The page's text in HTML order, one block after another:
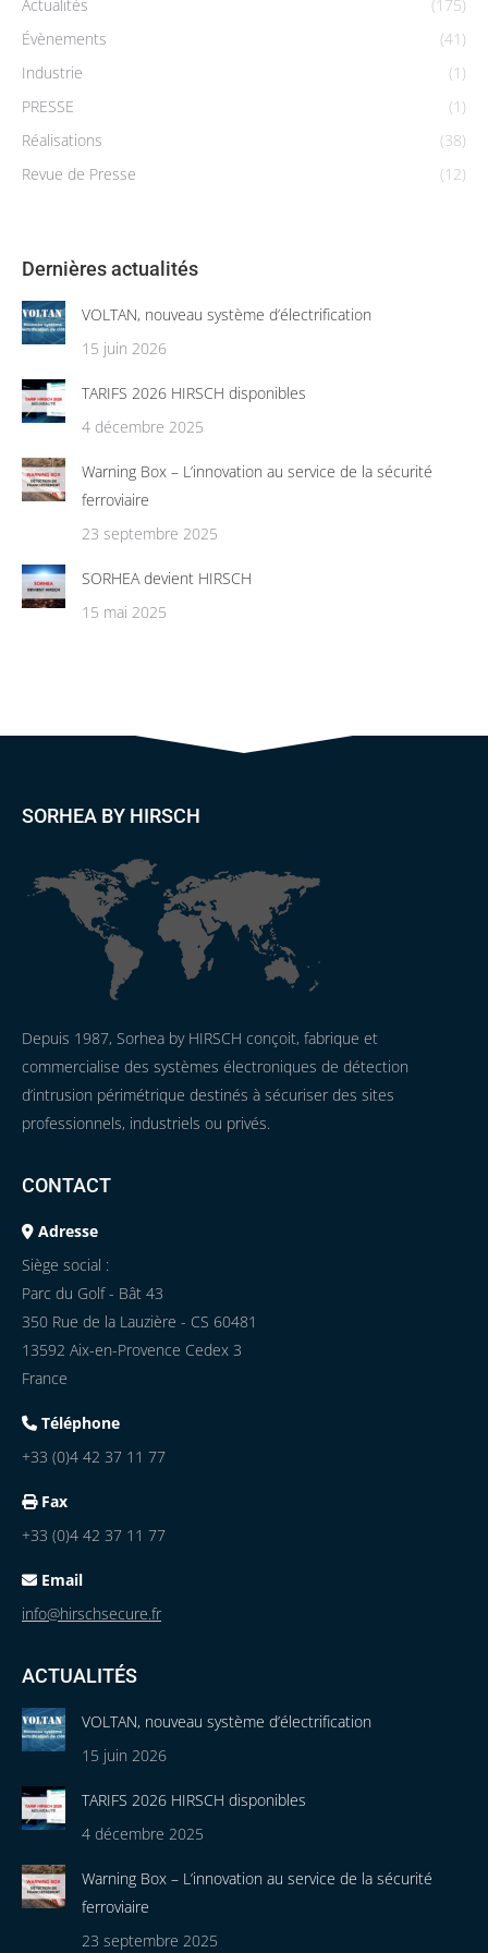
Actualités
(175)
Évènements
(41)
Industrie
(1)
PRESSE
(1)
Réalisations
(38)
Revue de Presse
(12)
Dernières actualités
VOLTAN, nouveau système d’électrification
15 juin 2026
TARIFS 2026 HIRSCH disponibles
4 décembre 2025
Warning Box – L’innovation au service de la sécurité
ferroviaire
23 septembre 2025
SORHEA devient HIRSCH
15 mai 2025
SORHEA BY HIRSCH
Depuis 1987, Sorhea by HIRSCH conçoit, fabrique et
commercialise des systèmes électroniques de détection
d’intrusion périmétrique destinés à sécuriser des sites
professionnels, industriels ou privés.
CONTACT
Adresse
Siège social :
Parc du Golf - Bât 43
350 Rue de la Lauzière - CS 60481
13592 Aix-en-Provence Cedex 3
France
Téléphone
+33 (0)4 42 37 11 77
Fax
+33 (0)4 42 37 11 77
Email
info@hirschsecure.fr
ACTUALITÉS
VOLTAN, nouveau système d’électrification
15 juin 2026
TARIFS 2026 HIRSCH disponibles
4 décembre 2025
Warning Box – L’innovation au service de la sécurité
ferroviaire
23 septembre 2025